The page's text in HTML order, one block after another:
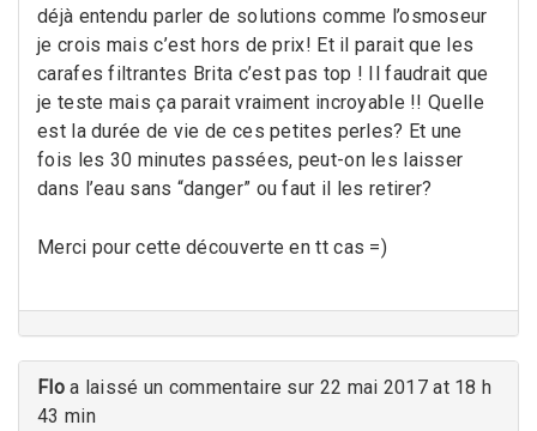
déjà entendu parler de solutions comme l’osmoseur
je crois mais c’est hors de prix! Et il parait que les
carafes filtrantes Brita c’est pas top ! Il faudrait que
je teste mais ça parait vraiment incroyable !! Quelle
est la durée de vie de ces petites perles? Et une
fois les 30 minutes passées, peut-on les laisser
dans l’eau sans “danger” ou faut il les retirer?
Merci pour cette découverte en tt cas =)
Flo a laissé un commentaire sur 22 mai 2017 at 18 h
43 min